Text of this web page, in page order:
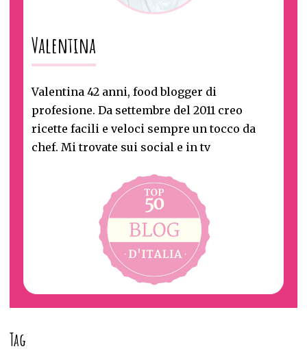
Valentina
Valentina 42 anni, food blogger di
profesione. Da settembre del 2011 creo
ricette facili e veloci sempre un tocco da
chef. Mi trovate sui social e in tv
Tag